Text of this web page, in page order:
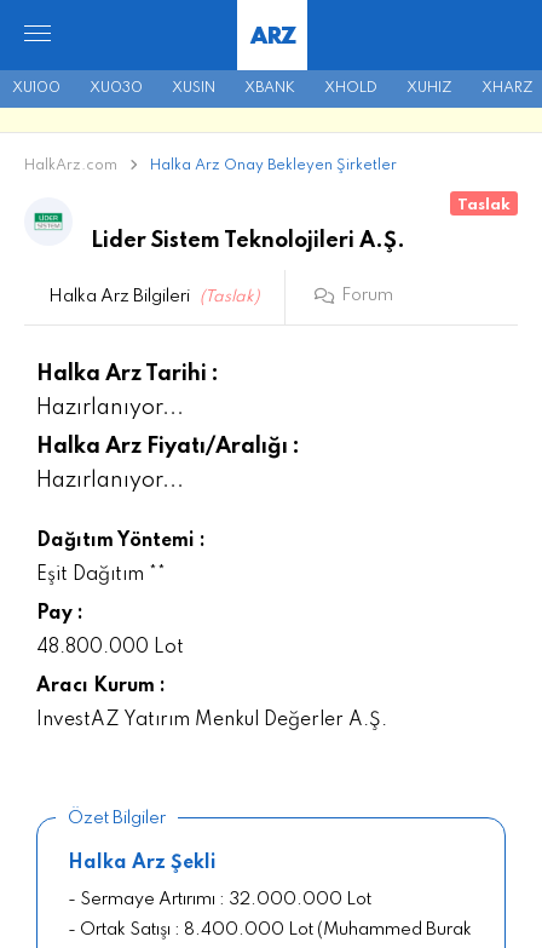
XU100 XU030 XUSIN XBANK XHOLD XUHIZ XHARZ
ARZ
HalkArz.com Halka Arz Onay Bekleyen Şirketler
Taslak
Lider Sistem Teknolojileri A.Ş.
Halka Arz Bilgileri (Taslak) Forum
Halka Arz Tarihi :
Hazırlanıyor...
Halka Arz Fiyatı/Aralığı :
Hazırlanıyor...
Dağıtım Yöntemi :
Eşit Dağıtım **
Pay :
48.800.000 Lot
Aracı Kurum :
InvestAZ Yatırım Menkul Değerler A.Ş.
Özet Bilgiler
Halka Arz Şekli
- Sermaye Artırımı : 32.000.000 Lot
- Ortak Satışı : 8.400.000 Lot (Muhammed Burak